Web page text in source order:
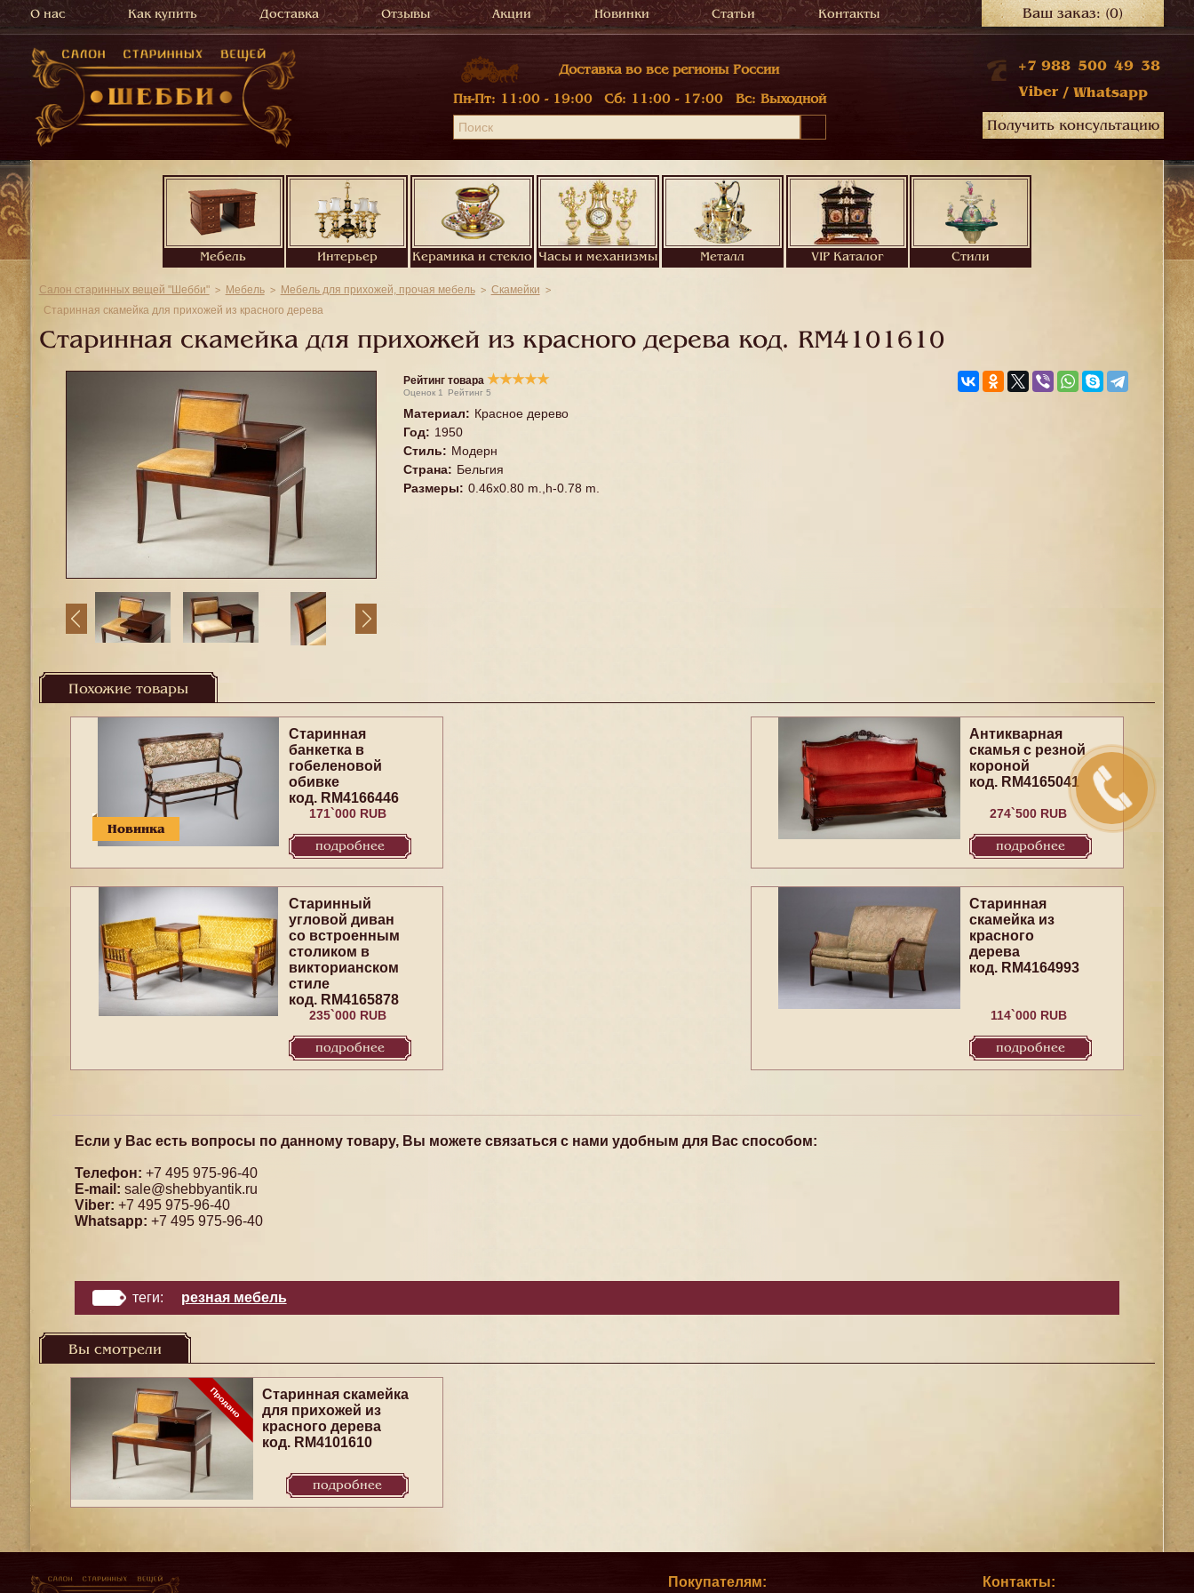
О нас Как купить Доставка Отзывы Акции Новинки Статьи Контакты Ваш заказ:(0)
Доставка во все регионы России
Пн-Пт: 11:00 - 19:00 Сб: 11:00 - 17:00 Вс: Выходной
+7 988 500 49 38
Viber / Whatsapp
Получить консультацию
Мебель Интерьер Керамика и стекло Часы и механизмы Металл VIP Каталог Стили
Салон старинных вещей "Шебби" Мебель Мебель для прихожей, прочая мебель
Скамейки
Старинная скамейка для прихожей из красного дерева
Старинная скамейка для прихожей из красного дерева код. RM4101610
Рейтинг товара ★★★★★
Оценок 1 Рейтинг 5
Материал: Красное дерево
Год: 1950
Стиль: Модерн
Страна: Бельгия
Размеры: 0.46x0.80 m.,h-0.78 m.
Похожие товары
Новинка
Старинная
банкетка в
гобеленовой
обивке
код. RM4166446
171`000 RUB
подробнее
Антикварная
скамья с резной
короной
код. RM4165041
274`500 RUB
подробнее
Старинный
угловой диван
со встроенным
столиком в
викторианском
стиле
код. RM4165878
235`000 RUB
подробнее
Старинная
скамейка из
красного
дерева
код. RM4164993
114`000 RUB
подробнее
Если у Вас есть вопросы по данному товару, Вы можете связаться с нами удобным для Вас способом:
Телефон: +7 495 975-96-40
E-mail: sale@shebbyantik.ru
Viber: +7 495 975-96-40
Whatsapp: +7 495 975-96-40
теги: резная мебель
Вы смотрели
Старинная скамейка
для прихожей из
красного дерева
код. RM4101610
подробнее
Покупателям: Контакты: